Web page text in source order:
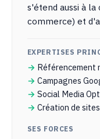
s'étend aussi à
commerce) et
EXPERTISES
Référencement
Campagnes
Social Media
Création de
SES FORCES